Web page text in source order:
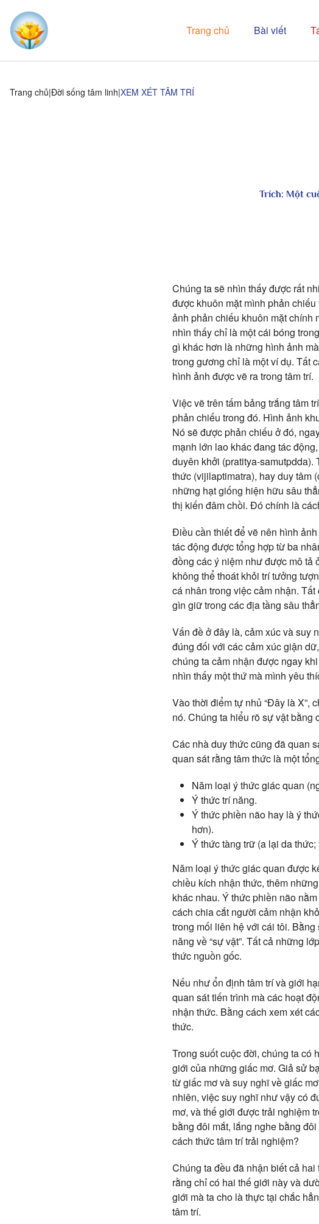
Trang chủ Bài viết
Trang chủ Đời sống tâm linh XEM XÉT TÂM TRÍ
Trích: Một
Chúng ta sẽ nhìn thấy được rất
được khuôn mặt mình phản
ảnh phản chiếu khuôn mặt chính
nhìn thấy chỉ là một cái bóng
gì khác hơn là những hình ảnh
trong gương chỉ là một ví dụ. Tất
hình ảnh được vẽ ra trong tâm trí.
Việc vẽ trên tấm bảng trắng tâm
phản chiếu trong đó. Hình ảnh
Nó sẽ được phản chiếu ở đó,
mạnh lớn lao khác đang tác
duyên khởi (pratitya-
thức (vijilaptimatra), hay duy tâm
những hạt giống hiện hữu sâu
thị kiến đâm chồi. Đó chính là
Điều cần thiết để vẽ nên hình
tác động được tổng hợp từ ba
đồng các ý niệm như được mô tả
không thể thoát khỏi trí tưởng
cá nhân trong việc cảm nhận.
gìn giữ trong các địa tầng sâu
Vấn đề ở đây là, cảm xúc và suy
đúng đối với các cảm xúc giận
chúng ta cảm nhận được ngay
nhìn thấy một thứ mà mình yêu
Vào thời điểm tự nhủ “Đây là X”,
nó. Chúng ta hiểu rõ sự vật bằng
Các nhà duy thức cũng đã quan
quan sát rằng tâm thức là một
Năm loại ý thức giác quan
Ý thức trí năng.
Ý thức phiền não hay là ý
hơn).
Ý thức tàng trữ (a lại da thức;
Năm loại ý thức giác quan được
chiều kích nhận thức, thêm
khác nhau. Ý thức phiền não
cách chia cắt người cảm nhận
trong mối liên hệ với cái tôi.
năng về “sự vật”. Tất cả những
thức nguồn gốc.
Nếu như ổn định tâm trí và giới
quan sát tiến trình mà các hoạt
nhận thức. Bằng cách xem xét
thức.
Trong suốt cuộc đời, chúng ta có
giới của những giấc mơ. Giả sử
từ giấc mơ và suy nghĩ về giấc
nhiên, việc suy nghĩ như vậy có
mơ, và thế giới được trải nghiệm
bằng đôi mắt, lắng nghe bằng
cách thức tâm trí trải nghiệm?
Chúng ta đều đã nhận biết cả
rằng chỉ có hai thế giới này và
giới mà ta cho là thực tại chắc
tâm trí.